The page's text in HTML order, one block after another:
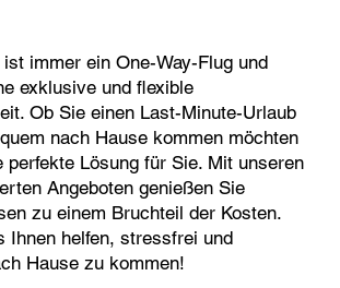
immer ein One-Way-Flug und
exklusive und flexible
Ob Sie einen Last-Minute-Urlaub
nach Hause kommen möchten
perfekte Lösung für Sie. Mit unseren
Angeboten genießen Sie
zu einem Bruchteil der Kosten.
Ihnen helfen, stressfrei und
Hause zu kommen!